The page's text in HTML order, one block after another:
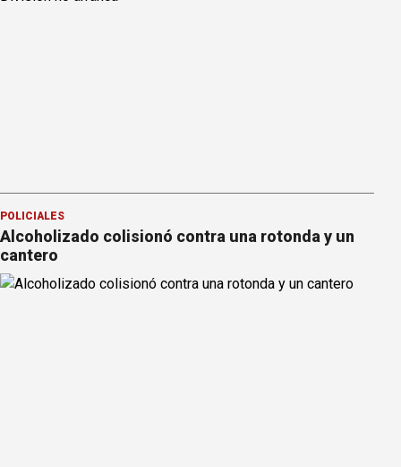
POLICIALES
Alcoholizado colisionó contra una rotonda y un
cantero